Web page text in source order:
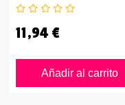
11,94 €
Añadir al carrito